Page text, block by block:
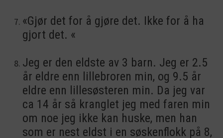
«Gjør det for å gjøre det. Ikke for å ha
gjort det. «
Jeg er den eldste av 3 barn. Jeg er 2.5
år eldre enn lillebroren min, og 9.5 år
eldre enn lillesøsteren min. Da jeg var
ca 14 år så kranglet jeg med faren min
om noe jeg ikke kan huske, men han
som er nest eldst i en søskenflokk på 8,